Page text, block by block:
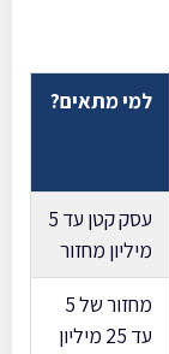
למי מתאים?
עסק קטן עד 5
מיליון מחזור
מחזור של 5
עד 25 מיליון